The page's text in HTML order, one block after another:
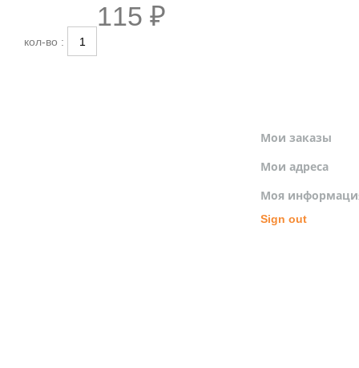
115 ₽
кол-во :
Мои заказы
Мои адреса
Моя
Sign out